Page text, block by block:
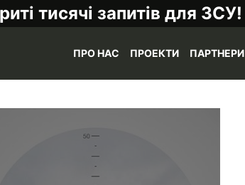
тисячі запитів для ЗСУ!
ПРО НАС ПРОЕКТИ ПАРТНЕРИ